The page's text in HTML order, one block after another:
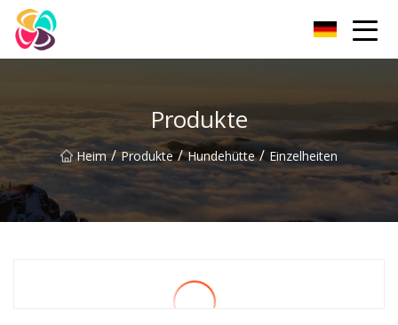
Produkte
Heim / Produkte / Hundehütte / Einzelheiten